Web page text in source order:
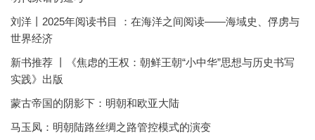
刘洋丨2025年阅读书目 ：在海洋之间阅读——海域史、俘虏与
世界经济
新书推荐 丨《焦虑的王权：朝鲜王朝“小中华”思想与历史书写
实践》出版
蒙古帝国的阴影下：明朝和欧亚大陆
马玉凤：明朝陆路丝绸之路管控模式的演变